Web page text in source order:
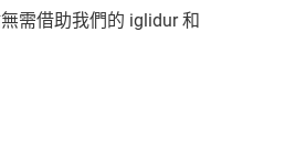
需借助我們的 iglidur 和